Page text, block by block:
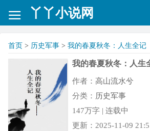
丫丫小说网
首页 > 历史军事 > 我的春夏秋冬：人生全记
我的春夏秋冬：人生
作者： 高山流水兮
分类： 历史军事
147万字 | 连载中
更新：2025-11-09